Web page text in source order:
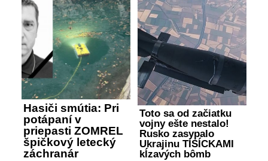
Hasiči smútia: Pri
potápaní v
priepasti ZOMREL
špičkový letecký
záchranár
Toto sa od začiatku
vojny ešte nestalo!
Rusko zasypalo
Ukrajinu TISÍCKAMI
kĺzavých bômb